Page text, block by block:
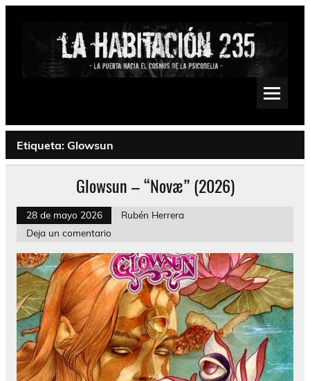
Saltar
Psychedelic, Stoner, Doom, Sludge, Fuzz, Space, Drone
Etiqueta: Glowsun
Glowsun – “Novæ” (2026)
28 de mayo 2026
Rubén Herrera
Deja un comentario